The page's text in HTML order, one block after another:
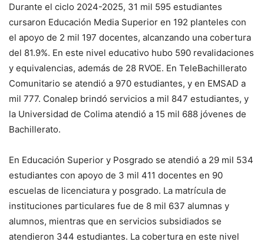
Durante el ciclo 2024-2025, 31 mil 595 estudiantes
cursaron Educación Media Superior en 192 planteles con
el apoyo de 2 mil 197 docentes, alcanzando una cobertura
del 81.9%. En este nivel educativo hubo 590 revalidaciones
y equivalencias, además de 28 RVOE. En TeleBachillerato
Comunitario se atendió a 970 estudiantes, y en EMSAD a
mil 777. Conalep brindó servicios a mil 847 estudiantes, y
la Universidad de Colima atendió a 15 mil 688 jóvenes de
Bachillerato.
En Educación Superior y Posgrado se atendió a 29 mil 534
estudiantes con apoyo de 3 mil 411 docentes en 90
escuelas de licenciatura y posgrado. La matrícula de
instituciones particulares fue de 8 mil 637 alumnas y
alumnos, mientras que en servicios subsidiados se
atendieron 344 estudiantes. La cobertura en este nivel